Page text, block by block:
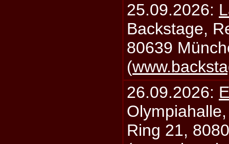
25.09.2026:
Backstage,
80639
(
26.09.2026:
Ring 21,